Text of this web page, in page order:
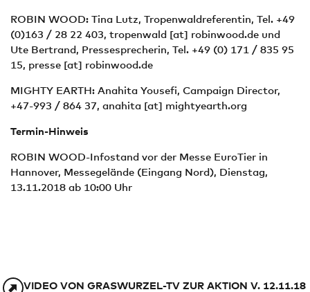
ROBIN WOOD: Tina Lutz, Tropenwaldreferentin, Tel. +49
(0)163 / 28 22 403, tropenwald [at] robinwood.de und
Ute Bertrand, Pressesprecherin, Tel. +49 (0) 171 / 835 95
15, presse [at] robinwood.de
MIGHTY EARTH: Anahita Yousefi, Campaign Director,
+47-993 / 864 37, anahita [at] mightyearth.org
Termin-Hinweis
ROBIN WOOD-Infostand vor der Messe EuroTier in
Hannover, Messegelände (Eingang Nord), Dienstag,
13.11.2018 ab 10:00 Uhr
VIDEO VON GRASWURZEL-TV ZUR AKTION V. 12.11.18